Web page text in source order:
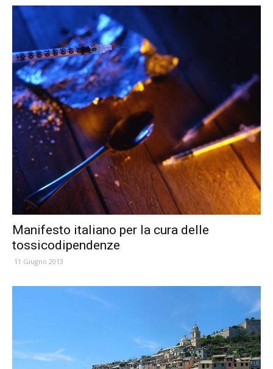
Manifesto italiano per la cura delle
tossicodipendenze
11 Giugno 2013